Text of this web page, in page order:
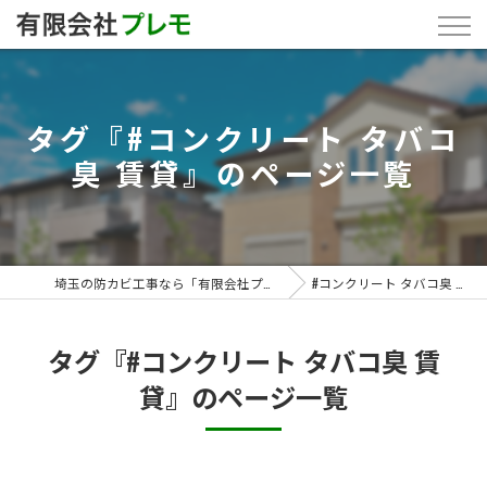
タグ『#コンクリート タバコ
臭 賃貸』のページ一覧
#コンクリート タバコ臭 賃貸
タグ『#コンクリート タバコ臭 賃
貸』のページ一覧